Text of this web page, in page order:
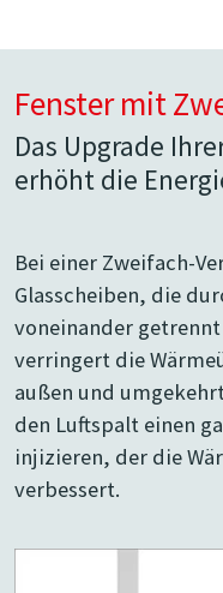
Fenster mit
Das Upgrade
erhöht die
Bei einer Zweifach-
Glasscheiben, die
voneinander
verringert die
außen und
den Luftspalt einen
injizieren, der die
verbessert.